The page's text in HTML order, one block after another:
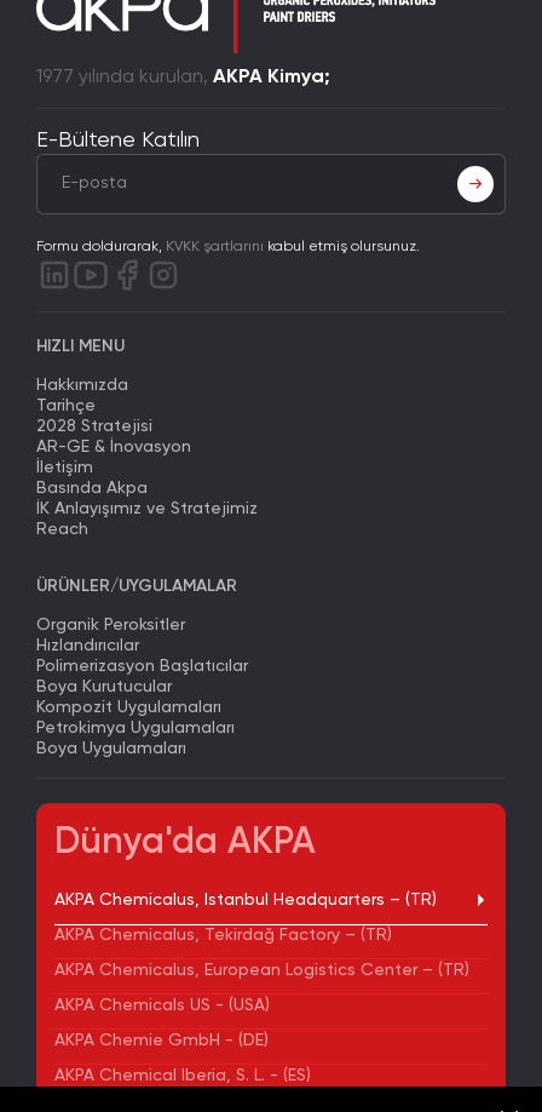
1977 yılında kurulan, AKPA Kimya;
E-Bültene Katılın
Formu doldurarak, KVKK şartlarını kabul etmiş olursunuz.
HIZLI MENU
Hakkımızda
Tarihçe
2028 Stratejisi
AR-GE & İnovasyon
İletişim
Basında Akpa
İK Anlayışımız ve Stratejimiz
Reach
ÜRÜNLER/UYGULAMALAR
Organik Peroksitler
Hızlandırıcılar
Polimerizasyon Başlatıcılar
Boya Kurutucular
Kompozit Uygulamaları
Petrokimya Uygulamaları
Boya Uygulamaları
Dünya'da AKPA
AKPA Chemicalus, Istanbul Headquarters – (TR)
AKPA Chemicalus, Tekirdağ Factory – (TR)
AKPA Chemicalus, European Logistics Center – (TR)
AKPA Chemicals US - (USA)
AKPA Chemie GmbH - (DE)
AKPA Chemical Iberia, S. L. - (ES)